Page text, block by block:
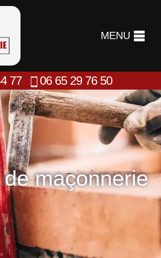
MENU
77 06 65 29 76 50
maçonnerie